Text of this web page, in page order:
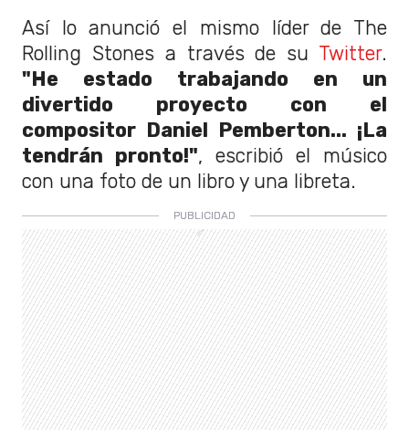
Así lo anunció el mismo líder de The
Rolling Stones a través de su Twitter.
"He estado trabajando en un
divertido proyecto con el
compositor Daniel Pemberton... ¡La
tendrán pronto!", escribió el músico
con una foto de un libro y una libreta.